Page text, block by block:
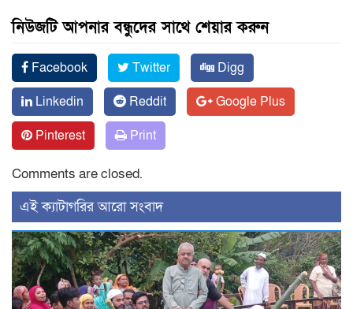
নিউজটি আপনার বন্ধুদের সাথে শেয়ার করুন
Facebook Twitter
Digg
Linkedin
Reddit
Google Plus
Pinterest
Print
Comments are closed.
‍এই ক্যাটাগরির ‍আরো সংবাদ